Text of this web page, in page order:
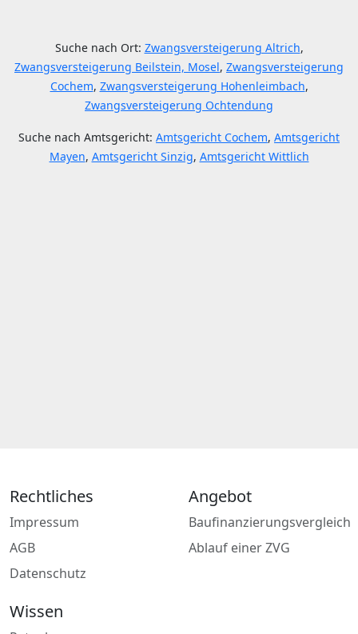
Suche nach Ort: Zwangsversteigerung Altrich,
Zwangsversteigerung Beilstein, Mosel, Zwangsversteigerung
Cochem, Zwangsversteigerung Hohenleimbach,
Zwangsversteigerung Ochtendung
Suche nach Amtsgericht: Amtsgericht Cochem, Amtsgericht
Mayen, Amtsgericht Sinzig, Amtsgericht Wittlich
Rechtliches
Impressum
AGB
Datenschutz
Angebot
Baufinanzierungsvergleich
Ablauf einer ZVG
Wissen